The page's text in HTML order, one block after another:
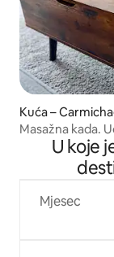
Kuća –
Masažna kada.
dvorišteU koje
Mjesec